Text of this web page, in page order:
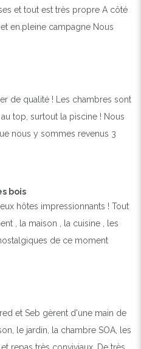
et tout est très propre A côté
en.pleine campagne Nous
de qualité ! Les chambres sont
top, surtout la piscine ! Nous
nous y sommes revenus 3
bois
hôtes impressionnants ! Tout
, la maison , la cuisine , les
de ce moment
et Seb gèrent d'une main de
le jardin, la chambre SOA, les